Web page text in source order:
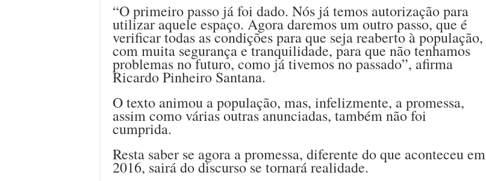
“O primeiro passo já foi dado. Nós já temos autorização para
utilizar aquele espaço. Agora daremos um outro passo, que é
verificar todas as condições para que seja reaberto à população,
com muita segurança e tranquilidade, para que não tenhamos
problemas no futuro, como já tivemos no passado”, afirma
Ricardo Pinheiro Santana.
O texto animou a população, mas, infelizmente, a promessa,
assim como várias outras anunciadas, também não foi
cumprida.
Resta saber se agora a promessa, diferente do que aconteceu em
2016, sairá do discurso se tornará realidade.